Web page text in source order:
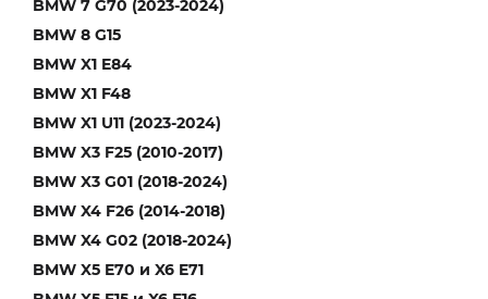
BMW 7 G70 (2023-2024)
BMW 8 G15
BMW X1 E84
BMW X1 F48
BMW X1 U11 (2023-2024)
BMW X3 F25 (2010-2017)
BMW X3 G01 (2018-2024)
BMW X4 F26 (2014-2018)
BMW X4 G02 (2018-2024)
BMW X5 E70 и X6 E71